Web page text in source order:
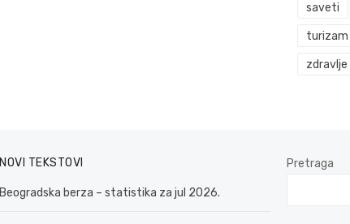
saveti
turizam
zdravlje
NOVI TEKSTOVI
Beogradska berza – statistika za jul 2026.
Pretraga